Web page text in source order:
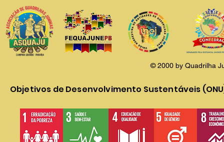
© 2000 by Quadrilha
Objetivos de Desenvolvimento Sustentáveis